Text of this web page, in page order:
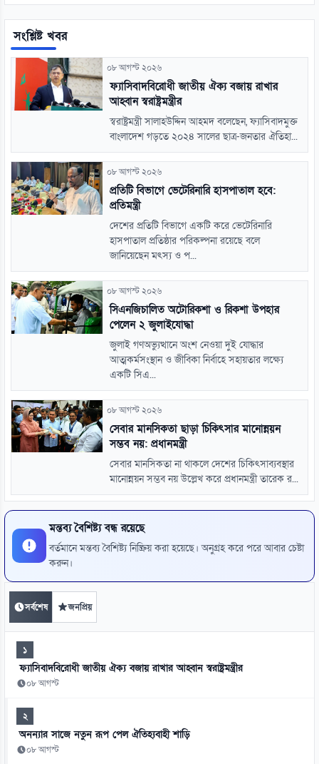
সংশ্লিষ্ট খবর
০৮ আগস্ট ২০২৬
ফ্যাসিবাদবিরোধী জাতীয় ঐক্য বজায় রাখার
আহ্বান স্বরাষ্ট্রমন্ত্রীর
স্বরাষ্ট্রমন্ত্রী সালাহউদ্দিন আহমদ বলেছেন, ফ্যাসিবাদমুক্ত
বাংলাদেশ গড়তে ২০২৪ সালের ছাত্র-জনতার ঐতিহা...
০৮ আগস্ট ২০২৬
প্রতিটি বিভাগে ভেটেরিনারি হাসপাতাল হবে:
প্রতিমন্ত্রী
দেশের প্রতিটি বিভাগে একটি করে ভেটেরিনারি
হাসপাতাল প্রতিষ্ঠার পরিকল্পনা রয়েছে বলে
জানিয়েছেন মৎস্য ও প...
০৮ আগস্ট ২০২৬
সিএনজিচালিত অটোরিকশা ও রিকশা উপহার
পেলেন ২ জুলাইযোদ্ধা
জুলাই গণঅভ্যুত্থানে অংশ নেওয়া দুই যোদ্ধার
আত্মকর্মসংস্থান ও জীবিকা নির্বাহে সহায়তার লক্ষ্যে
একটি সিএ...
০৮ আগস্ট ২০২৬
সেবার মানসিকতা ছাড়া চিকিৎসার মানোন্নয়ন
সম্ভব নয়: প্রধানমন্ত্রী
সেবার মানসিকতা না থাকলে দেশের চিকিৎসাব্যবস্থার
মানোন্নয়ন সম্ভব নয় উল্লেখ করে প্রধানমন্ত্রী তারেক র...
মন্তব্য বৈশিষ্ট্য বন্ধ রয়েছে
বর্তমানে মন্তব্য বৈশিষ্ট্য নিষ্ক্রিয় করা হয়েছে। অনুগ্রহ করে পরে আবার চেষ্টা
করুন।
সর্বশেষ জনপ্রিয়
১
ফ্যাসিবাদবিরোধী জাতীয় ঐক্য বজায় রাখার আহ্বান স্বরাষ্ট্রমন্ত্রীর
০৮ আগস্ট
২
অনন্যার সাজে নতুন রূপ পেল ঐতিহ্যবাহী শাড়ি
০৮ আগস্ট